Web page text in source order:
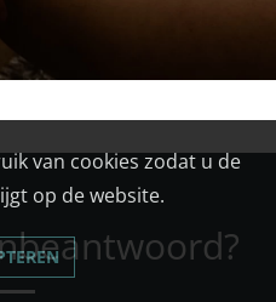
van cookies zodat u de
op de website.